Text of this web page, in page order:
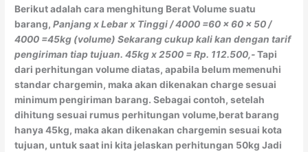
Berikut adalah cara menghitung Berat Volume suatu
barang,Panjang x Lebar x Tinggi / 4000 =60 x 60 x 50 /
4000 =45kg (volume) Sekarang cukup kali kan dengan tarif
pengiriman tiap tujuan. 45kg x 2500 = Rp. 112.500,-Tapi
dari perhitungan volume diatas, apabila belum memenuhi
standar chargemin, maka akan dikenakan charge sesuai
minimum pengiriman barang. Sebagai contoh, setelah
dihitung sesuai rumus perhitungan volume,berat barang
hanya 45kg, maka akan dikenakan chargemin sesuai kota
tujuan, untuk saat ini kita jelaskan perhitungan 50kg Jadi